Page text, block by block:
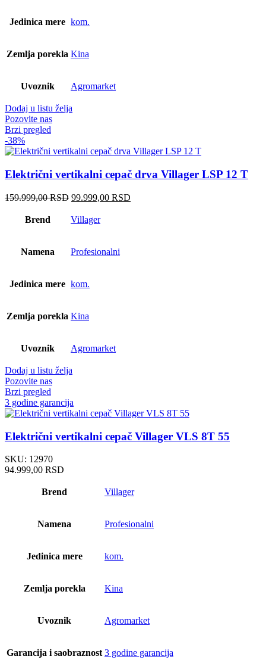
Jedinica mere kom.
Zemlja porekla Kina
Uvoznik Agromarket
Dodaj u listu želja
Pozovite nas
Brzi pregled
-38%
Električni vertikalni cepač drva Villager LSP 12 T
159.999,00RSD Originalna
je
99.999,00 RSD
Brend Villager
Namena Profesionalni
Jedinica mere kom.
Zemlja porekla Kina
Uvoznik Agromarket
Dodaj u listu želja
Pozovite nas
Brzi pregled
3 godine garancija
Električni vertikalni cepač Villager VLS 8T 55
SKU: 12970
94.999,00 RSD
Brend Villager
Namena Profesionalni
Jedinica mere kom.
Zemlja porekla Kina
Uvoznik Agromarket
Garancija i saobraznost 3 godine garancija